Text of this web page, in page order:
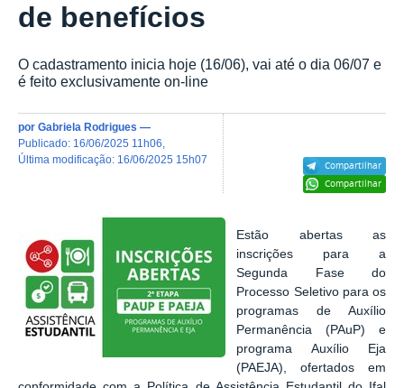
de benefícios
O cadastramento inicia hoje (16/06), vai até o dia 06/07 e
é feito exclusivamente on-line
Compartilhar
Compartilhar
por Gabriela Rodrigues —
publicado: 16/06/2025 11h06
última modificação: 16/06/2025 15h07
Estão abertas as
inscrições para a
Segunda Fase do
Processo Seletivo para os
programas de Auxílio
Permanência (PAuP) e
programa Auxílio Eja
(PAEJA), ofertados em